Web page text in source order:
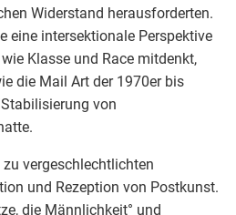
Widerstand herausforderten.
eine intersektionale Perspektive
Klasse und Race mitdenkt,
die Mail Art der 1970er bis
von
vergeschlechtlichten
und Rezeption von Postkunst.
die Männlichkeit° und